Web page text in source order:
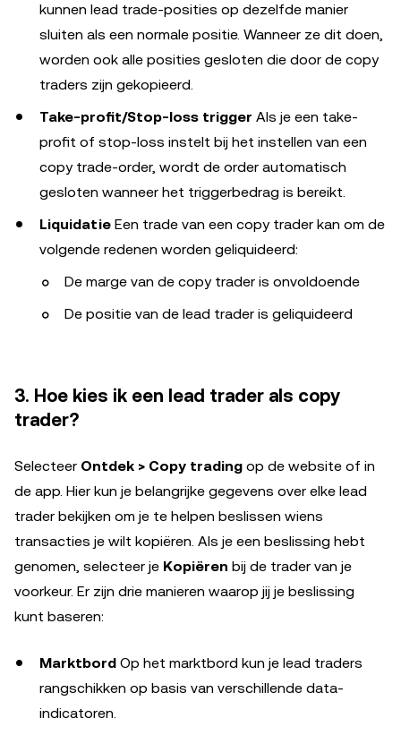
kunnen lead trade-posities op dezelfde manier
sluiten als een normale positie. Wanneer ze dit doen,
worden ook alle posities gesloten die door de copy
traders zijn gekopieerd.
Take-profit/Stop-loss trigger Als je een take-
profit of stop-loss instelt bij het instellen van een
copy trade-order, wordt de order automatisch
gesloten wanneer het triggerbedrag is bereikt.
Liquidatie Een trade van een copy trader kan om de
volgende redenen worden geliquideerd:
De marge van de copy trader is onvoldoende
De positie van de lead trader is geliquideerd
3. Hoe kies ik een lead trader als copy
trader?
Selecteer Ontdek > Copy trading op de website of in
de app. Hier kun je belangrijke gegevens over elke lead
trader bekijken om je te helpen beslissen wiens
transacties je wilt kopiëren. Als je een beslissing hebt
genomen, selecteer je Kopiëren bij de trader van je
voorkeur. Er zijn drie manieren waarop jij je beslissing
kunt baseren:
Marktbord Op het marktbord kun je lead traders
rangschikken op basis van verschillende data-
indicatoren.